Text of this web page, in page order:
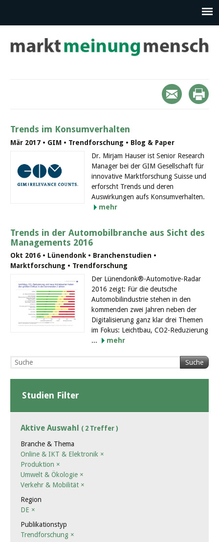
Trends im Konsumverhalten
Mär 2017 • GIM • Trendforschung • Blog & Paper
Dr. Mirjam Hauser ist Senior Research
Manager bei der GIM Gesellschaft für
innovative Marktforschung Suisse und
erforscht Trends und deren
Auswirkungen aufs Konsumverhalten.
mehr
Trends in der Automobilbranche aus Sicht des
Managements 2016
Okt 2016 • Lünendonk • Branchenstudien •
Marktforschung • Trendforschung
Der Lünendonk®-Automotive-Radar
2016 zeigt: Für die deutsche
Automobilindustrie stehen in den
kommenden zwei Jahren neben der
Digitalisierung ganz klar drei Themen
im Fokus: Leichtbau, CO2-Reduzierung
...
mehr
Suche
Studien Filter
Aktive Auswahl ( 2 Treffer )
Branche & Thema
Online & IKT & Elektronik ×
Produktion ×
Umwelt & Ökologie ×
Verkehr & Mobilität ×
Region
DE ×
Publikationstyp
Trendforschung ×